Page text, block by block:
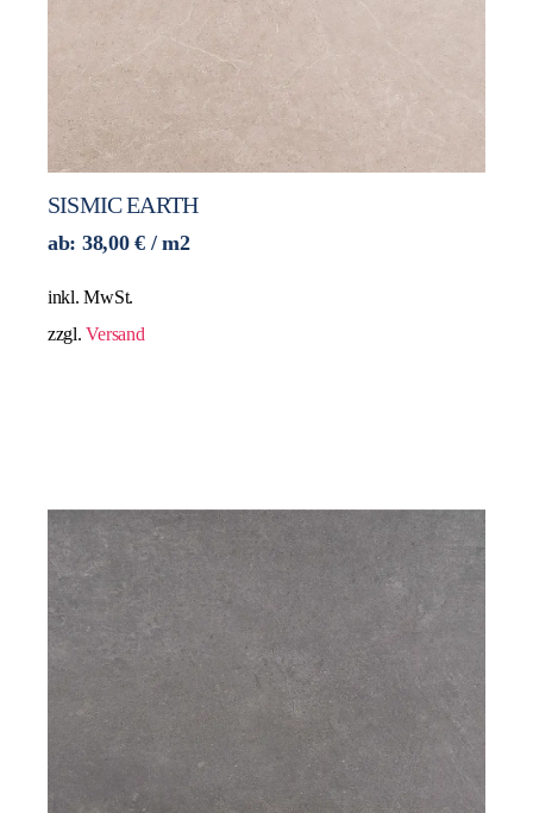
SISMIC EARTH
ab: 38,00€ / m2
inkl. MwSt.
zzgl.Versand